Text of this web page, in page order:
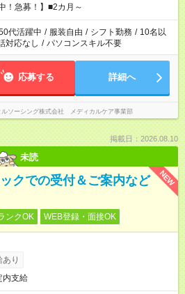
もう1つのお仕事の勤務時間の合計が 週40
！急募！】■2カ月～
代活躍中 / 服装自由 / シフト勤務 / 10名以
対応なし / パソコンスキル不要
応募する 詳細へ
ルソーシング株式会社 メディカルケア事業部
掲載日：2026.08.10
未読
NEW
クでの受付＆ご案内など
ンクOK WEB登録・面接OK
り
内支給